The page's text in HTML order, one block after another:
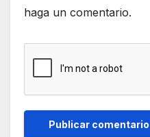
haga un comentario.